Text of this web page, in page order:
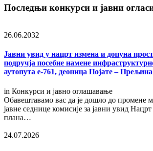
Последњи конкурси и јавни
26.06.2032
Јавни увид у нацрт измена и допуна
подручја посебне намене
аутопута е-761, деоница Појате –
in Конкурси и јавно оглашавање
Обавештавамо вас да је дошло до промене
јавне седнице комисије за јавни увид
плана…
24.07.2026